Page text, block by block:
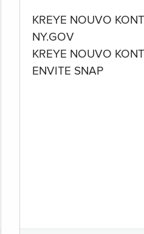
KREYE NOUVO KONT
NY.GOV
KREYE NOUVO KONT
ENVITE SNAP